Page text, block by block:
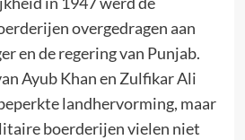
overgedragen aan
en de regering van Punjab.
Ayub Khan en Zulfikar Ali
landhervorming, maar
boerderijen vielen niet